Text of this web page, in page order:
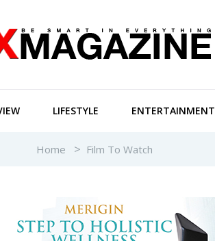
LIFESTYLE ENTERTAINMENT
Home Film To Watch